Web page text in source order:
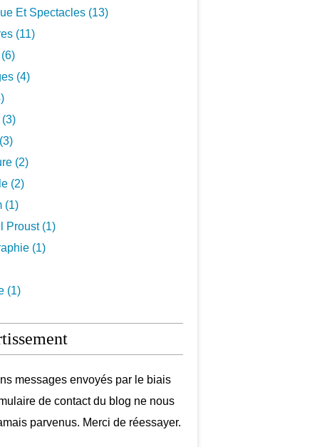
Et Spectacles (13)
(11)
(4)
(3)
(2)
(2)
(1)
Proust (1)
(1)
(1)
messages envoyés par le biais
de contact du blog ne nous
parvenus. Merci de réessayer.